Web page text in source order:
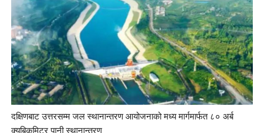
दक्षिणबाट उत्तरसम्म जल स्थानान्तरण आयोजनाको मध्य मार्गमार्फत ८० अर्ब